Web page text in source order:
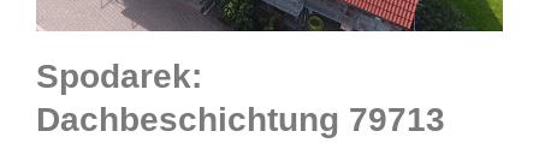
Spodarek:
Dachbeschichtung 79713